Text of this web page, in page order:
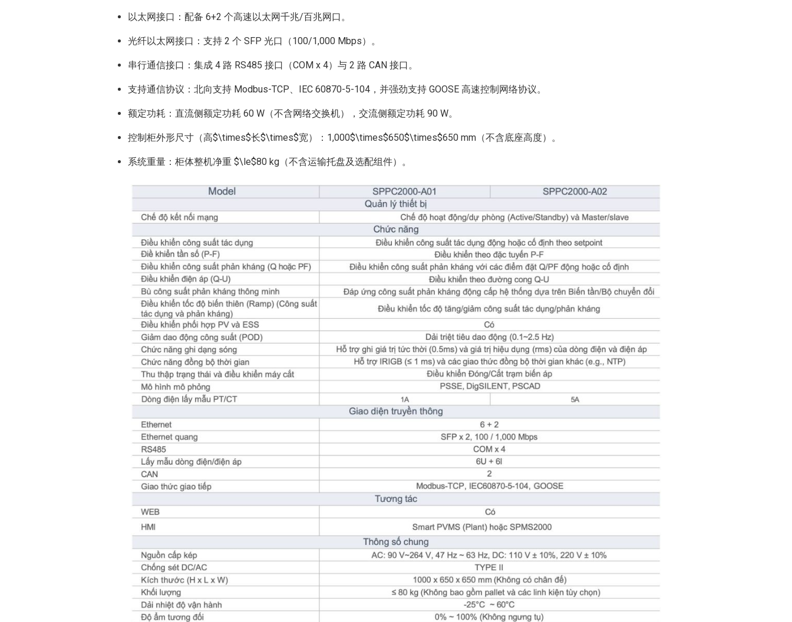
以太网接口：配备 6+2 个高速以太网千兆/百兆网口。
光纤以太网接口：支持 2 个 SFP 光口（100/1,000 Mbps）。
串行通信接口：集成 4 路 RS485 接口（COM x 4）与 2 路 CAN 接口。
支持通信协议：北向支持 Modbus-TCP、IEC 60870-5-104，并强劲支持 GOOSE 高速控制网络协议。
额定功耗：直流侧额定功耗 60 W（不含网络交换机），交流侧额定功耗 90 W。
控制柜外形尺寸（高$\times$长$\times$宽）：1,000$\times$650$\times$650 mm（不含底座高度）。
系统重量：柜体整机净重 $\le$80 kg（不含运输托盘及选配组件）。